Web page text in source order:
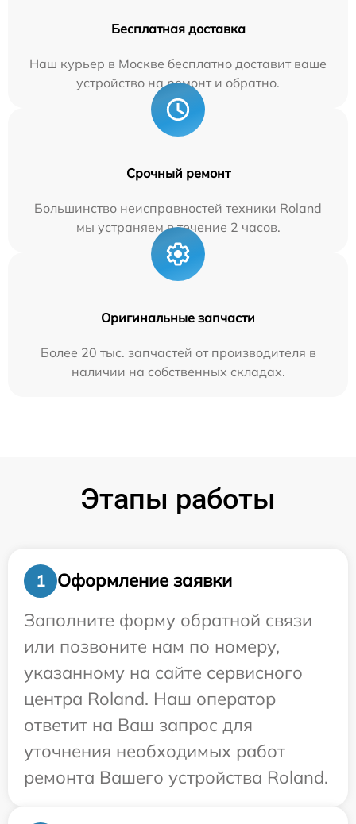
Бесплатная доставка
Наш курьер в Москве бесплатно доставит ваше
устройство на ремонт и обратно.
Срочный ремонт
Большинство неисправностей техники Roland
мы устраняем в течение 2 часов.
Оригинальные запчасти
Более 20 тыс. запчастей от производителя в
наличии на собственных складах.
Этапы работы
1
Оформление заявки
Заполните форму обратной связи
или позвоните нам по номеру,
указанному на сайте сервисного
центра Roland. Наш оператор
ответит на Ваш запрос для
уточнения необходимых работ
ремонта Вашего устройства Roland.